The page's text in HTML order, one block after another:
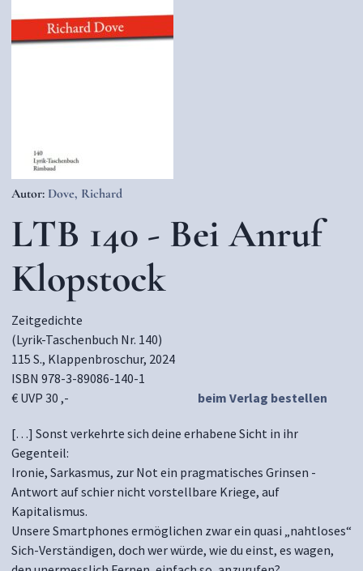
Autor: Dove, Richard
LTB 140 - Bei Anruf
Klopstock
Zeitgedichte
(Lyrik-Taschenbuch Nr. 140)
115 S., Klappenbroschur, 2024
ISBN 978-3-89086-140-1
€ UVP 30 ,-
beim Verlag bestellen
[…] Sonst verkehrte sich deine erhabene Sicht in ihr
Gegenteil:
Ironie, Sarkasmus, zur Not ein pragmatisches Grinsen -
Antwort auf schier nicht vorstellbare Kriege, auf
Kapitalismus.
Unsere Smartphones ermöglichen zwar ein quasi „nahtloses“
Sich-Verständigen, doch wer würde, wie du einst, es wagen,